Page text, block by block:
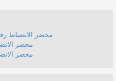
محضر الانضباط رقم 25 - صنف
محضر الانضباط
محضر الانضباط